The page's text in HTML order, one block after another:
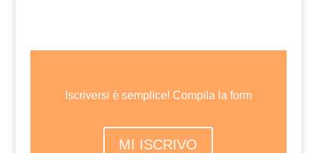
Iscriversi è semplice! Compila la form
MI ISCRIVO